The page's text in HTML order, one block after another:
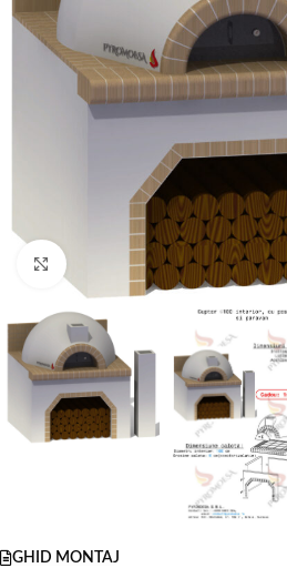
Faceți click pentru a mări
GHID MONTAJ